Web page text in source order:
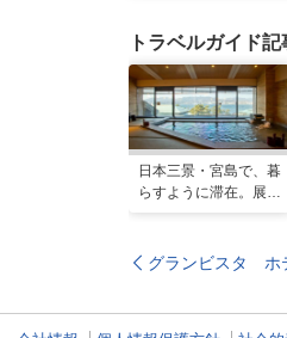
トラベルガイド記
日本三景・宮島で、暮
らすように滞在。展望
グランビスタ ホ